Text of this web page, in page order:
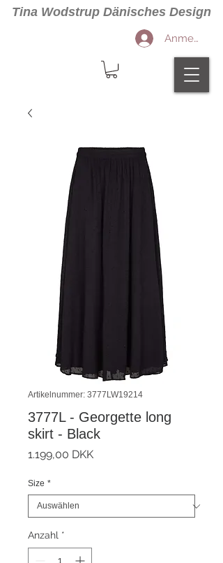
Tina Wodstrup Dänisches Design
Anmelden
Artikelnummer: 3777LW19214
3777L - Georgette long
skirt - Black
1.199,00 DKKPreis
Size *
Anzahl *